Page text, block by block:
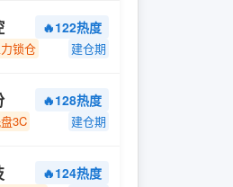
🔥122热度
锁仓 建仓期
🔥128热度
3C 建仓期
🔥124热度